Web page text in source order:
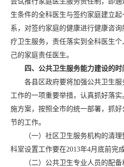
生条件的全科医生与签约家庭建立
系，对签约家庭的健康进行健康咨
疗卫生服务，责任落实到全科医生
己的家庭责任医生。
四、公共卫生服务能力建设的时
各县区政府要将加强公共卫生服
工作的一项重要举措，认真抓好落
施方案，按照全市的统一部署，抓
节的工作。
（一）社区卫生服务机构的清理
科室设置工作要在2013年4月底前完成
（二）公共卫生专业人员的配备